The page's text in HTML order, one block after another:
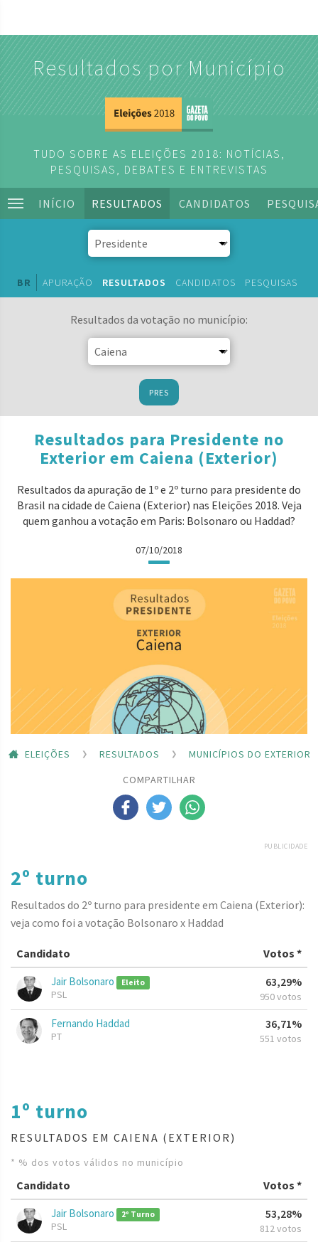
Resultados por Município
TUDO SOBRE AS ELEIÇÕES 2018: NOTÍCIAS,
PESQUISAS, DEBATES E ENTREVISTAS
INÍCIO RESULTADOS CANDIDATOS
BR APURAÇÃO RESULTADOS CANDIDATOS PESQUISAS
Resultados da votação no município:
PRES
Resultados para Presidente no
Exterior em Caiena (Exterior)
Resultados da apuração de 1º e 2º turno para presidente do
Brasil na cidade de Caiena (Exterior) nas Eleições 2018. Veja
quem ganhou a votação em Paris: Bolsonaro ou Haddad?
07/10/2018
ELEIÇÕES RESULTADOS
MUNICÍPIOS DO EXTERIOR
COMPARTILHAR
PUBLICIDADE
2º turno
Resultados do 2º turno para presidente em Caiena (Exterior):
veja como foi a votação Bolsonaro x Haddad
Candidato Votos *
Jair Bolsonaro Eleito
PSL
63,29%
950 votos
Fernando Haddad
PT
36,71%
551 votos
1º turno
RESULTADOS EM CAIENA (EXTERIOR)
* % dos votos válidos no município
Candidato Votos *
Jair Bolsonaro 2º Turno
PSL
53,28%
812 votos